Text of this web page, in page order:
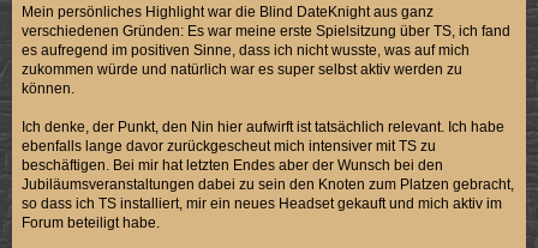
Mein persönliches Highlight war die Blind DateKnight aus ganz
verschiedenen Gründen: Es war meine erste Spielsitzung über TS, ich fand
es aufregend im positiven Sinne, dass ich nicht wusste, was auf mich
zukommen würde und natürlich war es super selbst aktiv werden zu
können.
Ich denke, der Punkt, den Nin hier aufwirft ist tatsächlich relevant. Ich habe
ebenfalls lange davor zurückgescheut mich intensiver mit TS zu
beschäftigen. Bei mir hat letzten Endes aber der Wunsch bei den
Jubiläumsveranstaltungen dabei zu sein den Knoten zum Platzen gebracht,
so dass ich TS installiert, mir ein neues Headset gekauft und mich aktiv im
Forum beteiligt habe.